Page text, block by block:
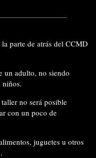
parte de atrás del CCMD
un adulto, no siendo
niños.
no será posible
con un poco de
juguetes u otros